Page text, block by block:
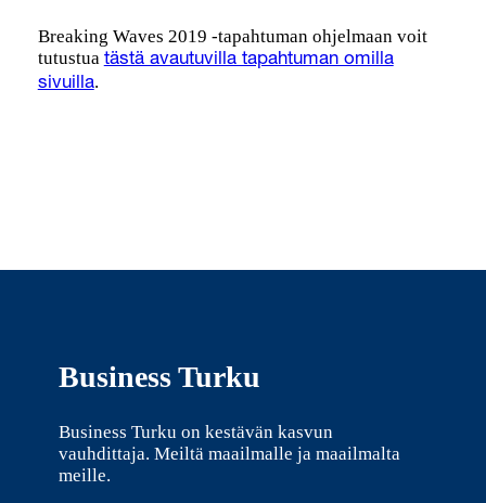
Breaking Waves 2019 -tapahtuman ohjelmaan voit
tutustua tästä avautuvilla tapahtuman omilla
sivuilla.
Business Turku
Business Turku on kestävän kasvun
vauhdittaja. Meiltä maailmalle ja maailmalta
meille.